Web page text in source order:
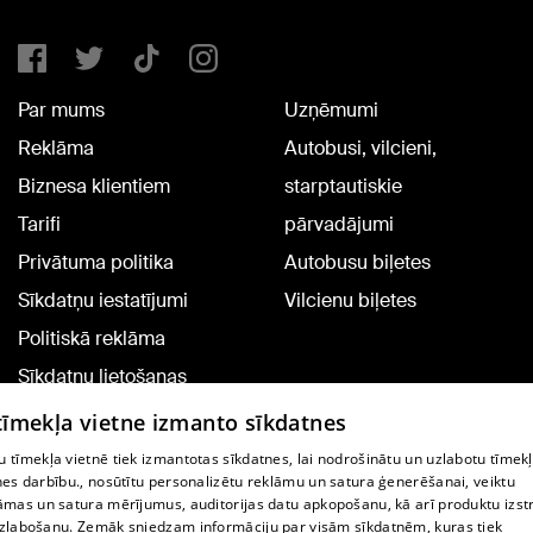
Par mums
Reklāma
Biznesa klientiem
Tarifi
Privātuma politika
Sīkdatņu iestatījumi
Politiskā reklāma
Sīkdatņu lietošanas
noteikumi
Komentāru pievienošana
Uzņēmumi
Autobusi, vilcieni,
starptautiskie
pārvadājumi
Autobusu biļetes
Vilcienu biļetes
TV programma
vietne izmanto sīkdatnes
tīmekļa vietnē tiek izmantotas sīkdatnes, lai nodrošinātu un uzlabotu
darbību., nosūtītu personalizētu reklāmu un satura ģenerēšanai, veiktu
un satura mērījumus, auditorijas datu apkopošanu, kā arī produktu
Zemāk sniedzam informāciju par visām sīkdatnēm, kuras tiek